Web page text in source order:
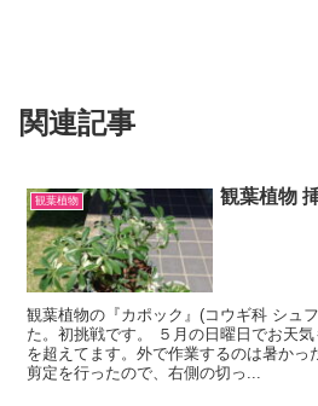
関連記事
観葉植物 観葉植物
観葉植物の『カポック』(コウギ科 シュ
た。初挑戦です。 ５月の日曜日でお天
を超えてます。外で作業するのは暑かっ
剪定を行ったので、右側の切っ...